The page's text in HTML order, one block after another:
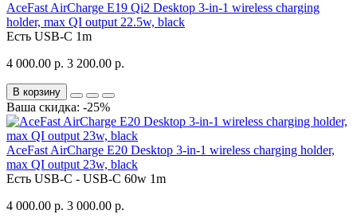
AceFast AirCharge E19 Qi2 Desktop 3-in-1 wireless charging
holder, max QI output 22.5w, black
Есть USB-C 1m
4 000.00 р. 3 200.00 р.
В корзину
Ваша скидка: -25%
AceFast AirCharge E20 Desktop 3-in-1 wireless charging holder,
max QI output 23w, black
Есть USB-C - USB-C 60w 1m
4 000.00 р. 3 000.00 р.